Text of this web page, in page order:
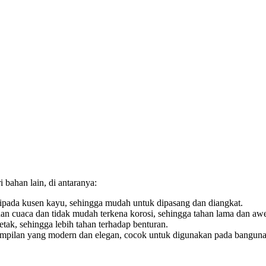
lain, di antaranya:
kusen kayu, sehingga mudah untuk dipasang dan diangkat.
cuaca dan tidak mudah terkena korosi, sehingga tahan lama dan
sehingga lebih tahan terhadap benturan.
yang modern dan elegan, cocok untuk digunakan pada